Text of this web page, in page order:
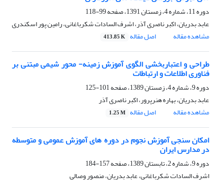
دوره 11، شماره 4، زمستان 1391، صفحه
99-118
عابد بدریان، اکبر ناصری آذر، اشرف السادات شکرباغانی، رامین پور اسکندری
مشاهده مقاله
اصل مقاله 413.85 K
طراحی و اعتباربخشی الگوی آموزش زمینه- محور شیمی مبتنی بر
فناوری اطلاعات و ارتباطات
دوره 9، شماره 4، زمستان 1389، صفحه
101-125
عابد بدریان، بهاره هنرپرور، اکبر ناصری آذر
مشاهده مقاله
اصل مقاله 1.25 M
امکان سنجی آموزش نجوم در دوره های آموزش عمومی و متوسطه
در مدارس ایران
دوره 9، شماره 2، تابستان 1389، صفحه
157-184
اشرف السادات شکرباغانی، عابد بدریان، منصور وصالی